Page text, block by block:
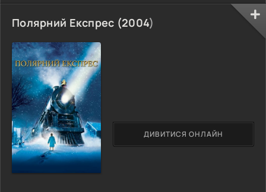
Полярний Експрес (2004)
ДИВИТИСЯ ОНЛАЙН